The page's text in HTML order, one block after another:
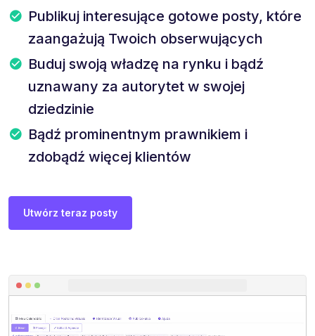
Publikuj interesujące gotowe posty, które
zaangażują Twoich obserwujących
Buduj swoją władzę na rynku i bądź
uznawany za autorytet w swojej
dziedzinie
Bądź prominentnym prawnikiem i
zdobądź więcej klientów
Utwórz teraz posty